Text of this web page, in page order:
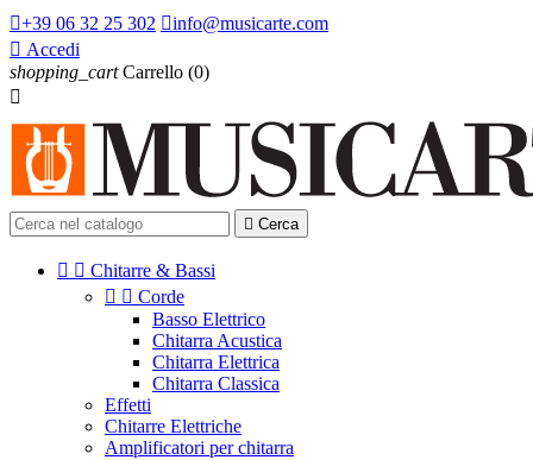
+39 06 32 25 302 info@musicarte.com
 Accedi
shopping_cart Carrello (0)

 Cerca
  Chitarre & Bassi
  Corde
Basso Elettrico
Chitarra Acustica
Chitarra Elettrica
Chitarra Classica
Effetti
Chitarre Elettriche
Amplificatori per chitarra